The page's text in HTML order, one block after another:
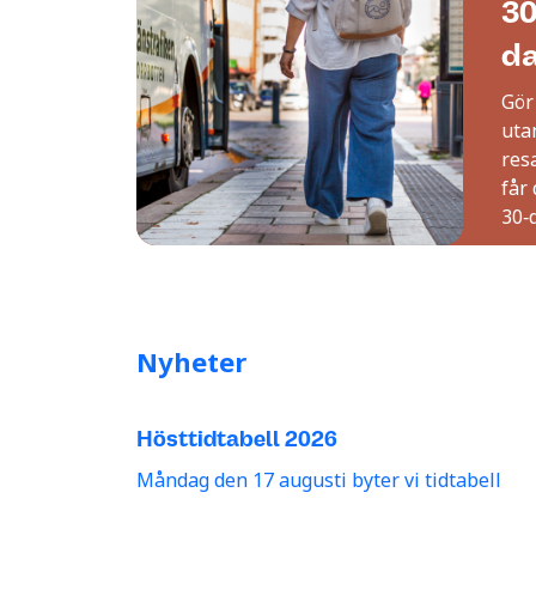
får
Nyheter
Hösttidtabell 2026
Måndag den 17 augusti byter vi tidtabell